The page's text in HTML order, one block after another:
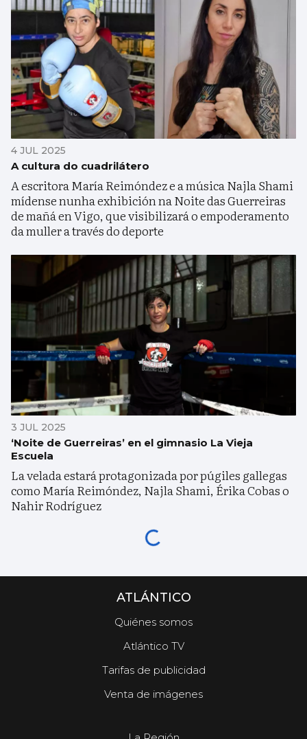
4 JUL 2025
A cultura do cuadrilátero
A escritora María Reimóndez e a música Najla Shami
mídense nunha exhibición na Noite das Guerreiras
de mañá en Vigo, que visibilizará o empoderamento
da muller a través do deporte
3 JUL 2025
‘Noite de Guerreiras’ en el gimnasio La Vieja
Escuela
La velada estará protagonizada por púgiles gallegas
como María Reimóndez, Najla Shami, Érika Cobas o
Nahir Rodríguez
ATLÁNTICO
Quiénes somos
Atlántico TV
Tarifas de publicidad
Venta de imágenes